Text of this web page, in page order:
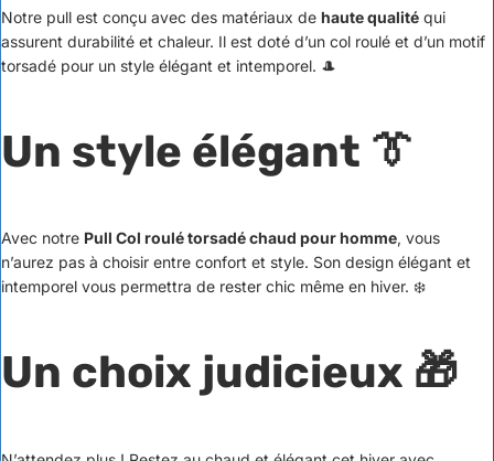
Notre pull est conçu avec des matériaux de haute qualité qui
assurent durabilité et chaleur. Il est doté d’un col roulé et d’un motif
torsadé pour un style élégant et intemporel. 🎩
Un style élégant 👔
Avec notre Pull Col roulé torsadé chaud pour homme, vous
n’aurez pas à choisir entre confort et style. Son design élégant et
intemporel vous permettra de rester chic même en hiver. ❄️
Un choix judicieux 🎁